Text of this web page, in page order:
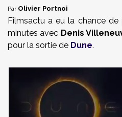
Par Olivier Portnoi
Filmsactu a eu la chance de
minutes avec Denis
pour la sortie de Dune.